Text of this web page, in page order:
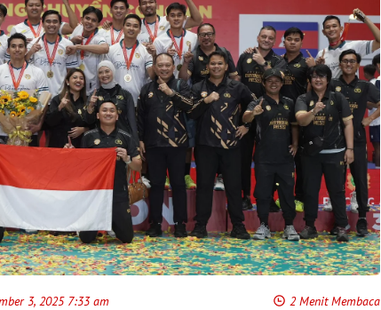
3, 2025 7:33 am 2 Menit Membaca